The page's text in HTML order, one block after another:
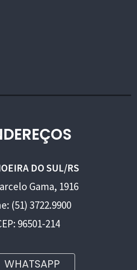
DO SUL/RS
Gama, 1916
(51) 3722.9900
96501-214
WHATSAPP